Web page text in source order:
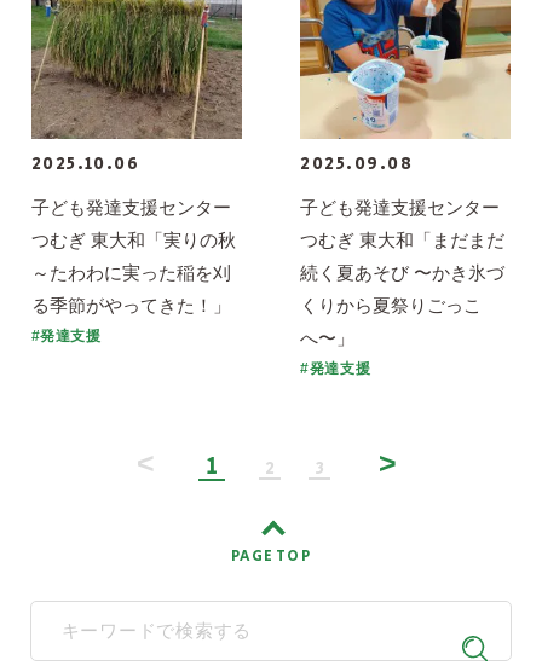
2025.10.06
子ども発達支援センター
つむぎ 東大和「実りの秋
～たわわに実った稲を刈
る季節がやってきた！」
#発達支援
2025.09.08
子ども発達支援センター
つむぎ 東大和「まだまだ
続く夏あそび 〜かき氷づ
くりから夏祭りごっこ
へ〜」
#発達支援
< 1 2 3 >
PAGE TOP